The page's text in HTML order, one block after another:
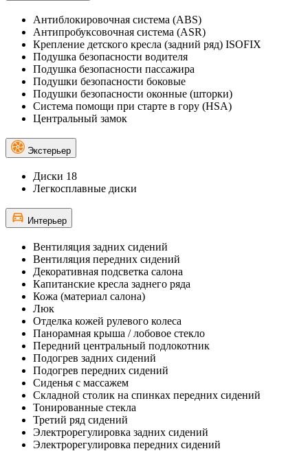
Антиблокировочная система (ABS)
Антипробуксовочная система (ASR)
Крепление детского кресла (задний ряд) ISOFIX
Подушка безопасности водителя
Подушка безопасности пассажира
Подушки безопасности боковые
Подушки безопасности оконные (шторки)
Система помощи при старте в гору (HSA)
Центральный замок
Экстерьер
Диски 18
Легкосплавные диски
Интерьер
Вентиляция задних сидений
Вентиляция передних сидений
Декоративная подсветка салона
Капитанские кресла заднего ряда
Кожа (материал салона)
Люк
Отделка кожей рулевого колеса
Панорамная крыша / лобовое стекло
Передний центральный подлокотник
Подогрев задних сидений
Подогрев передних сидений
Сиденья с массажем
Складной столик на спинках передних сидений
Тонированные стекла
Третий ряд сидений
Электрорегулировка задних сидений
Электрорегулировка передних сидений